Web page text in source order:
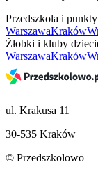
Przedszkola i
WarszawaKraków
Żłobki i kluby
WarszawaKraków
ul. Krakusa 11
30-535 Kraków
© Przedszkolowo